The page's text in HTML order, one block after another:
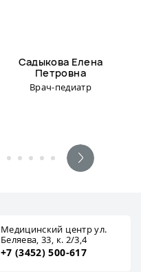
Садыкова Елена
Петровна
Врач-педиатр
Медицинский центр ул.
Беляева, 33, к. 2/3,4
+7 (3452) 500-617